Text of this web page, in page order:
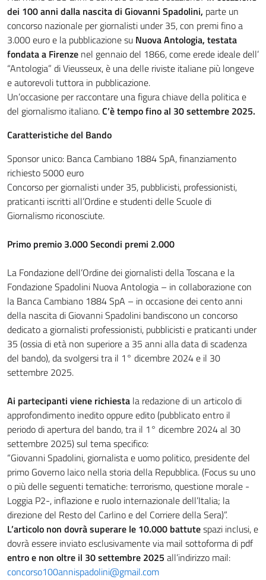
dei 100 anni dalla nascita di Giovanni Spadolini, parte un
concorso nazionale per giornalisti under 35, con premi fino a
3.000 euro e la pubblicazione su Nuova Antologia, testata
fondata a Firenze nel gennaio del 1866, come erede ideale dell’
“Antologia” di Vieusseux, è una delle riviste italiane più longeve
e autorevoli tuttora in pubblicazione.
Un’occasione per raccontare una figura chiave della politica e
del giornalismo italiano.C’è tempo fino al 30 settembre 2025.
Caratteristiche del Bando
Sponsor unico: Banca Cambiano 1884 SpA, finanziamento
richiesto 5000 euro
Concorso per giornalisti under 35, pubblicisti, professionisti,
praticanti iscritti all’Ordine e studenti delle Scuole di
Giornalismo riconosciute.
Primo premio 3.000 Secondi premi 2.000
La Fondazione dell’Ordine dei giornalisti della Toscana e la
Fondazione Spadolini Nuova Antologia – in collaborazione con
la Banca Cambiano 1884 SpA – in occasione dei cento anni
della nascita di Giovanni Spadolini bandiscono un concorso
dedicato a giornalisti professionisti, pubblicisti e praticanti under
35 (ossia di età non superiore a 35 anni alla data di scadenza
del bando), da svolgersi tra il 1° dicembre 2024 e il 30
settembre 2025.
Ai partecipanti viene richiesta la redazione di un articolo di
approfondimento inedito oppure edito (pubblicato entro il
periodo di apertura del bando, tra il 1° dicembre 2024 al 30
settembre 2025) sul tema specifico:
“Giovanni Spadolini, giornalista e uomo politico, presidente del
primo Governo laico nella storia della Repubblica. (Focus su uno
o più delle seguenti tematiche: terrorismo, questione morale -
Loggia P2-, inflazione e ruolo internazionale dell’Italia; la
direzione del Resto del Carlino e del Corriere della Sera)”.
L’articolo non dovrà superare le 10.000 battutespazi inclusi, e
dovrà essere inviato esclusivamente via mail sottoforma di pdf
entro e non oltre il 30 settembre 2025 all’indirizzo mail:
concorso100annispadolini@gmail.com